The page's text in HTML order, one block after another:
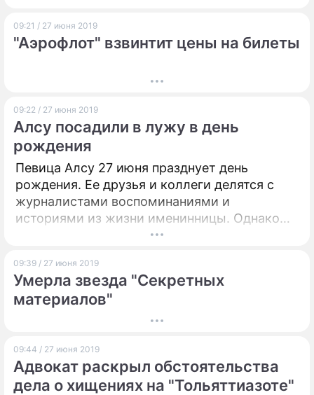
09:21 / 27 июня 2019
"Аэрофлот" взвинтит цены на билеты
09:22 / 27 июня 2019
Алсу посадили в лужу в день
рождения
Певица Алсу 27 июня празднует день
рождения. Ее друзья и коллеги делятся с
журналистами воспоминаниями и
историями из жизни именинницы. Однако
зрители, как выяснилось, не простили
"Голос.Дети".
09:39 / 27 июня 2019
Умерла звезда "Секретных
материалов"
09:44 / 27 июня 2019
Адвокат раскрыл обстоятельства
дела о хищениях на "Тольяттиазоте"